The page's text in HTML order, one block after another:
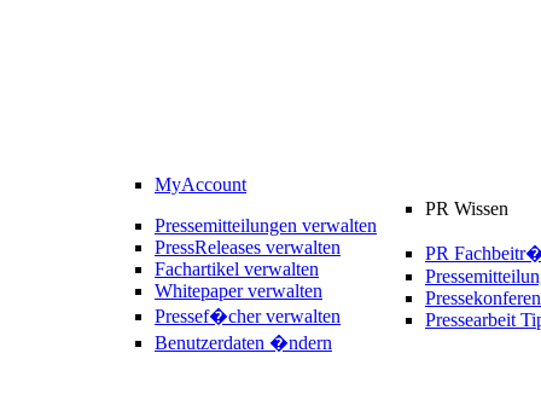
MyAccount
Pressemitteilungen verwalten
PressReleases verwalten
Fachartikel verwalten
Whitepaper verwalten
Pressef�cher verwalten
Benutzerdaten �ndern
PR Wissen
PR
Pressearbeit